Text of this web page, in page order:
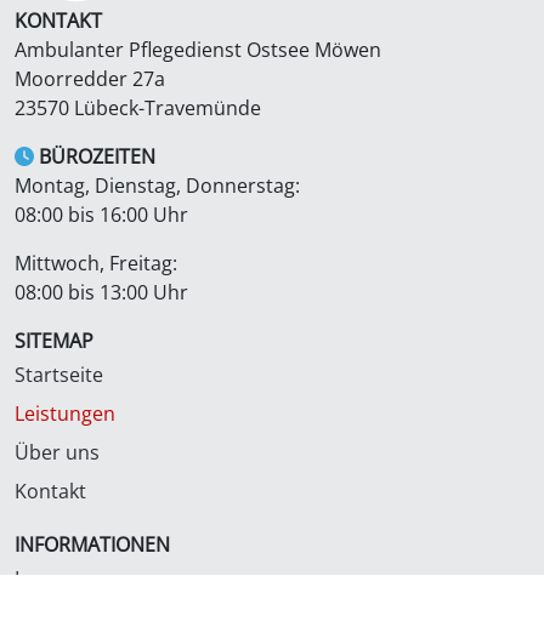
KONTAKT
Ambulanter Pflegedienst Ostsee Möwen
Moorredder 27a
23570 Lübeck-Travemünde
BÜROZEITEN
Montag, Dienstag, Donnerstag:
08:00 bis 16:00 Uhr
Mittwoch, Freitag:
08:00 bis 13:00 Uhr
SITEMAP
Startseite
Leistungen
Über uns
Kontakt
INFORMATIONEN
Impressum